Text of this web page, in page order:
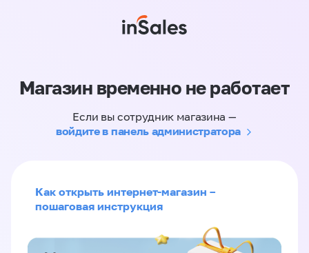
Магазин временно не работает
Если вы сотрудник магазина —
войдите в панель администратора
Как открыть интернет-магазин –
пошаговая инструкция